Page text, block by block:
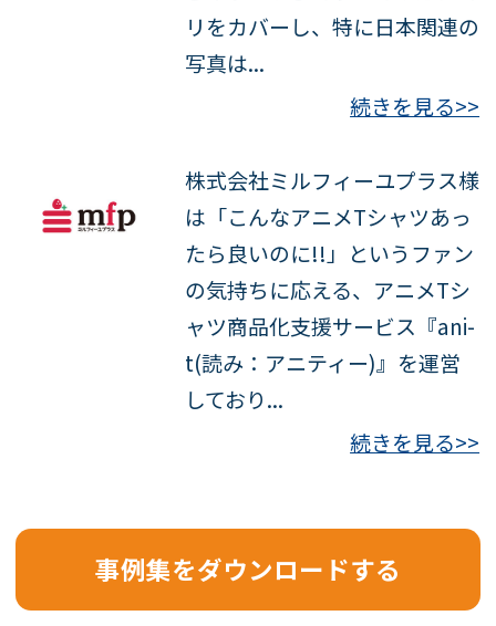
リをカバーし、特に日本関連の
写真は...
続きを見る>>
株式会社ミルフィーユプラス様
は「こんなアニメTシャツあっ
たら良いのに!!」というファン
の気持ちに応える、アニメTシ
ャツ商品化支援サービス『ani-
t(読み：アニティー)』を運営
しており...
続きを見る>>
事例集をダウンロードする